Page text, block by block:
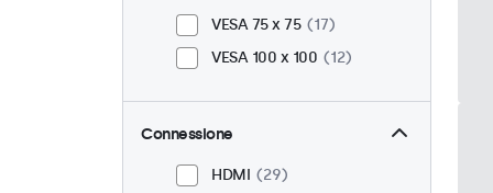
VESA 75 x 75
17
VESA 100 x 100
12
Connessione
HDMI
29